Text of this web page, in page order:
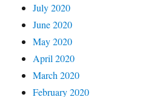
July 2020
June 2020
May 2020
April 2020
March 2020
February 2020